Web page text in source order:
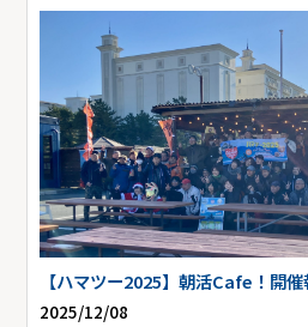
【ハマツー2025】朝活Cafe！開催
2025/12/08